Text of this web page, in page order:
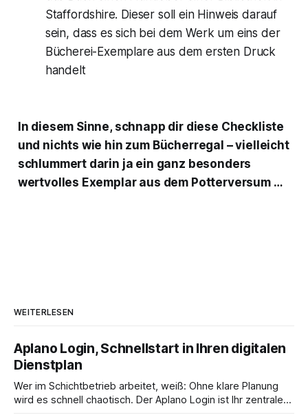
Staffordshire. Dieser soll ein Hinweis darauf
sein, dass es sich bei dem Werk um eins der
Bücherei-Exemplare aus dem ersten Druck
handelt
In diesem Sinne, schnapp dir diese Checkliste
und nichts wie hin zum Bücherregal – vielleicht
schlummert darin ja ein ganz besonders
wertvolles Exemplar aus dem Potterversum …
WEITERLESEN
Aplano Login, Schnellstart in Ihren digitalen
Dienstplan
Wer im Schichtbetrieb arbeitet, weiß: Ohne klare Planung
wird es schnell chaotisch. Der Aplano Login ist Ihr zentraler